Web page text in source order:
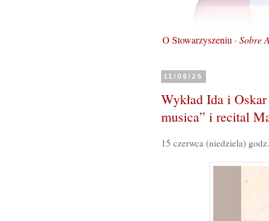
O Stowarzyszeniu · Sobre
11/06/25
Wykład Ida i
musica” i recital
15 czerwca (niedziela)